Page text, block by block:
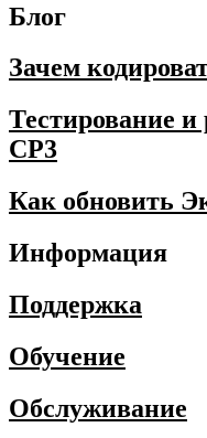
Блог
Зачем
Тестирование
CP3
Как обновить
Информация
Поддержка
Обучение
Обслуживание